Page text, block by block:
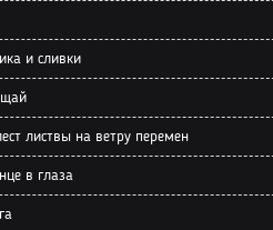
в глаза
листвы на ветру перемен
и сливки